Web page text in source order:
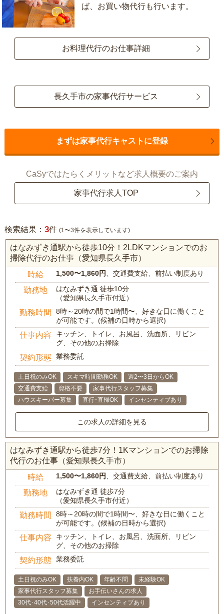
ば、お買い物代行も行います。
お料理代行のお仕事詳細
長久手市の家事代行サービス
まずは家事代行キャストに登録
CaSyではたらくメリットなど求人概要のご案内
家事代行求人TOP
検索結果： 3件 (1〜3件を表示しています)
はなみずき通駅から徒歩10分！2LDKマンションでのお
掃除代行のお仕事（愛知県長久手市）
時給 1,500〜1,860円 、交通費支給、前払い制度あり
勤務地
はなみずき通 徒歩10分
（愛知県長久手市付近）
勤務時間
8時～20時の間で1時間〜、好きな日に働くこと
が可能です。(候補の日時から選択)
仕事内容
キッチン、トイレ、お風呂、洗面所、リビン
グ、その他のお掃除
契約形態 業務委託
土日祝のみOK スキマ時間勤務OK
週2〜3日からOK
交通費支給
資格不要
家事代行スタッフ募集
ハウスキーパー募集
直行･直帰OK インセンティブあり
この求人の詳細を見る
はなみずき通駅から徒歩7分！1Kマンションでのお掃除
代行のお仕事（愛知県長久手市）
時給 1,500〜1,860円 、交通費支給、前払い制度あり
勤務地
はなみずき通 徒歩7分
（愛知県長久手市付近）
勤務時間
8時～20時の間で1時間〜、好きな日に働くこと
が可能です。(候補の日時から選択)
仕事内容
キッチン、トイレ、お風呂、洗面所、リビン
グ、その他のお掃除
契約形態 業務委託
土日祝のみOK 扶養内OK 年齢不問
未経験OK
家事代行スタッフ募集
お手伝いさんの求人
30代･40代･50代活躍中
インセンティブあり